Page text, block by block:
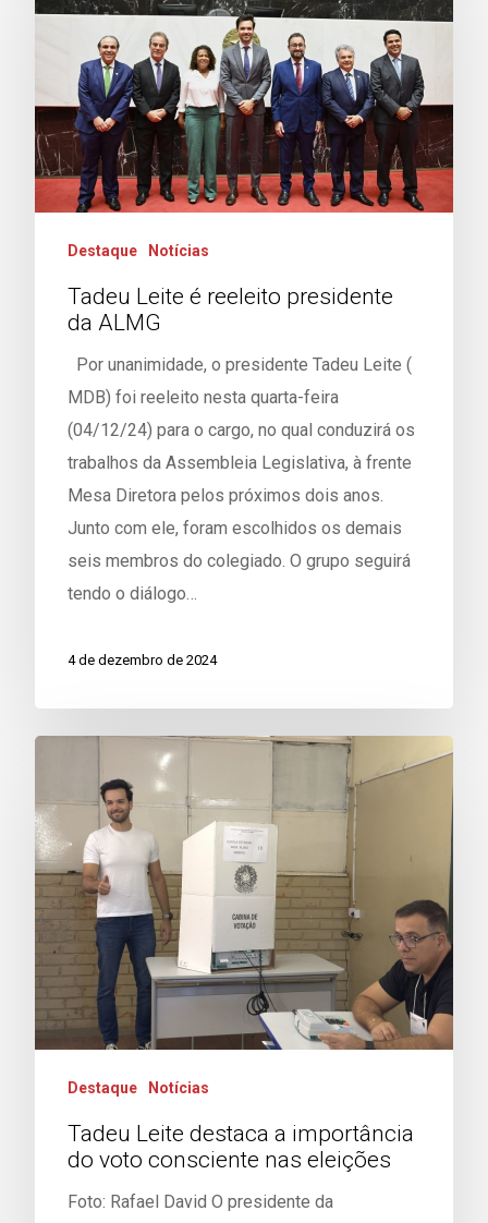
Destaque Notícias
Tadeu Leite é reeleito presidente
da ALMG
Por unanimidade, o presidente Tadeu Leite (
MDB) foi reeleito nesta quarta-feira
(04/12/24) para o cargo, no qual conduzirá os
trabalhos da Assembleia Legislativa, à frente
Mesa Diretora pelos próximos dois anos.
Junto com ele, foram escolhidos os demais
seis membros do colegiado. O grupo seguirá
tendo o diálogo…
4 de dezembro de 2024
Destaque Notícias
Tadeu Leite destaca a importância
do voto consciente nas eleições
Foto: Rafael David O presidente da